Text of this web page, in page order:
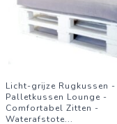
Licht-grijze Rugkussen -
Palletkussen Lounge -
Comfortabel Zitten -
Waterafstote...